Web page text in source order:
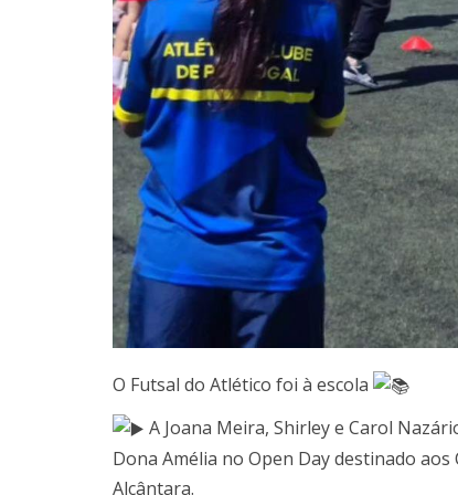
O Futsal do Atlético foi à escola
A Joana Meira, Shirley e Carol
Dona Amélia no Open Day destinado
Alcântara.